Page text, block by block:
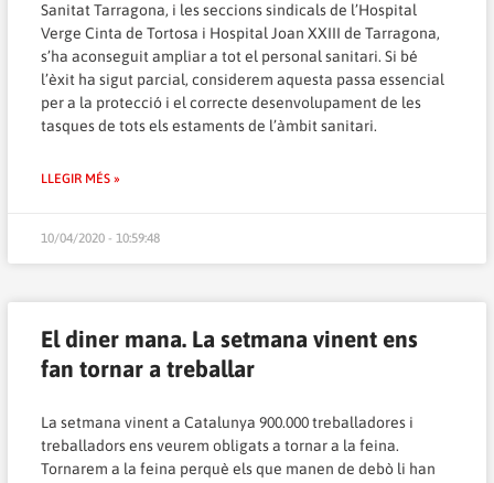
Sanitat Tarragona, i les seccions sindicals de l’Hospital
Verge Cinta de Tortosa i Hospital Joan XXIII de Tarragona,
s’ha aconseguit ampliar a tot el personal sanitari. Si bé
l’èxit ha sigut parcial, considerem aquesta passa essencial
per a la protecció i el correcte desenvolupament de les
tasques de tots els estaments de l’àmbit sanitari.
LLEGIR MÉS »
10/04/2020 - 10:59:48
El diner mana. La setmana vinent ens
fan tornar a treballar
La setmana vinent a Catalunya 900.000 treballadores i
treballadors ens veurem obligats a tornar a la feina.
Tornarem a la feina perquè els que manen de debò li han